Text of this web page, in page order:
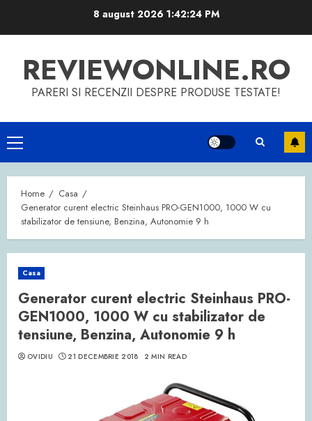
8 august 2026 1:42:25 PM
REVIEWONLINE.RO
PARERI SI RECENZII DESPRE PRODUSE TESTATE!
Primary
Menu
Home
Casa
Generator curent electric Steinhaus PRO-GEN1000, 1000 W cu
stabilizator de tensiune, Benzina, Autonomie 9 h
Casa
Generator curent electric Steinhaus PRO-
GEN1000, 1000 W cu stabilizator de
tensiune, Benzina, Autonomie 9 h
OVIDIU 21 DECEMBRIE 2018 2 MIN READ